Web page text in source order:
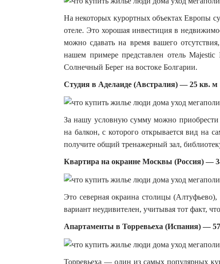
На некоторых курортных объектах Европы
отеле. Это хорошая инвестиция в
можно сдавать на время вашего
нашем примере представлен отель
Солнечный Берег на востоке Болгарии.
Студия в Аделаиде (Австралия) — 25 кв. м
За нашу условную сумму можно
на балкон, с которого открывается вид на
получите общий тренажерный зал,
Квартира на окраине Москвы (Россия) —
Это северная окраина столицы
вариант неудивителен, учитывая тот факт,
Апартаменты в Торревьеха (Испания) —
Торревьеха — один из самых популярных